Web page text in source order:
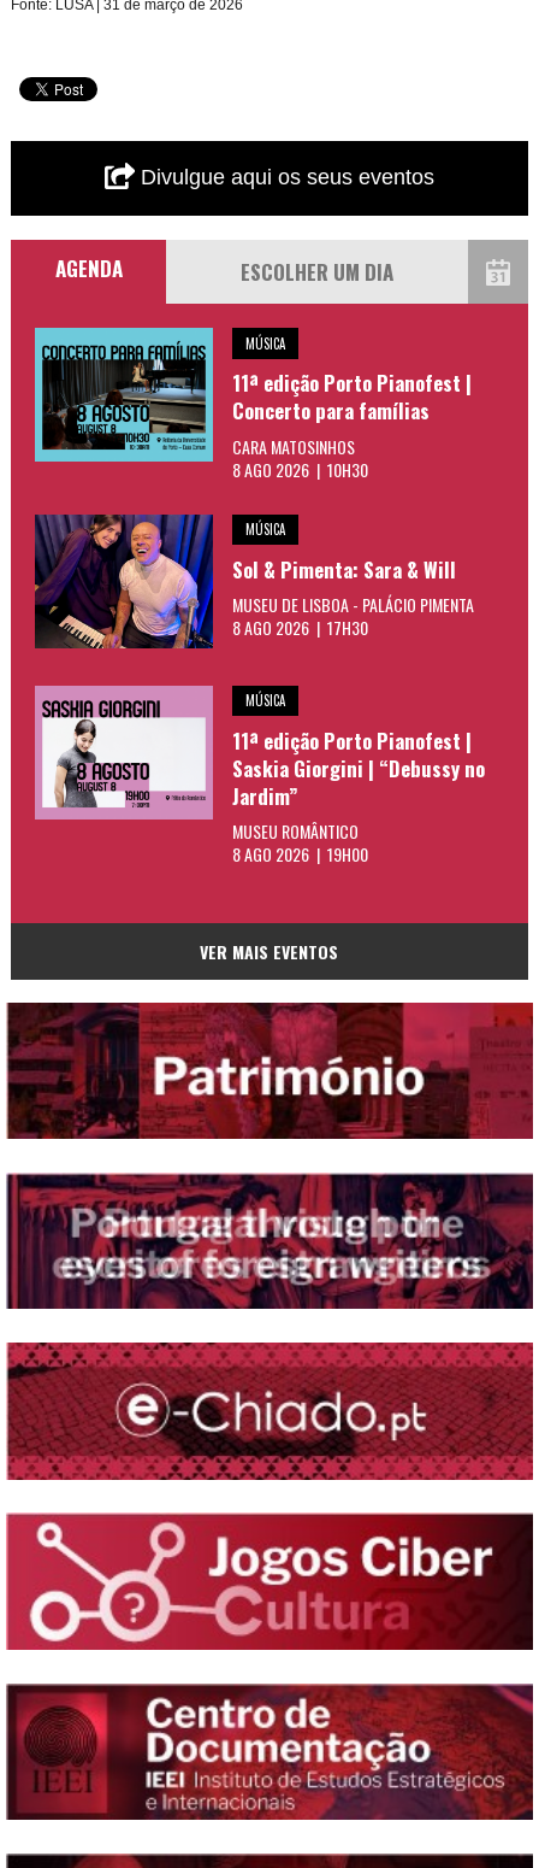
Fonte: LUSA | 31 de março de 2026
Divulgue aqui os seus eventos
AGENDA
MÚSICA
11ª edição Porto Pianofest |
Concerto para famílias
CARA MATOSINHOS
8 AGO 2026 | 10H30
MÚSICA
Sol & Pimenta: Sara & Will
MUSEU DE LISBOA - PALÁCIO PIMENTA
8 AGO 2026 | 17H30
MÚSICA
11ª edição Porto Pianofest |
Saskia Giorgini | “Debussy no
Jardim”
MUSEU ROMÂNTICO
8 AGO 2026 | 19H00
VER MAIS EVENTOS